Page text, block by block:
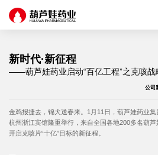
新时代·新征程
——葫芦娃药业启动“百亿工程”之克咳战
公司
金鸡报捷去，锦犬送春来。1月11日，葫芦娃药业
杭州浙江宾馆隆重举行，来自全国各地200多名葫
开启克咳片“十亿”目标的新征程。